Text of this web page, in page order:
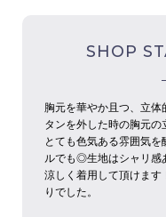
SHOP
胸元を華やか且つ、立
タンを外した時の胸元の
とても色気ある雰囲気
ルでも◎生地はシャリ感
涼しく着用して頂けます
りでした。